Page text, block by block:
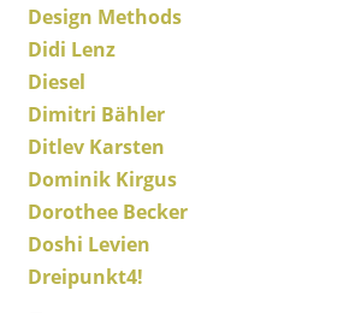
Tabletts
Büroutensilien
Aufbewahrungsboxen
Decken
Kissen
Teppiche
Design Methods
Didi Lenz
Diesel
Dimitri Bähler
Ditlev Karsten
Dominik Kirgus
Dorothee Becker
Doshi Levien
Dreipunkt4!